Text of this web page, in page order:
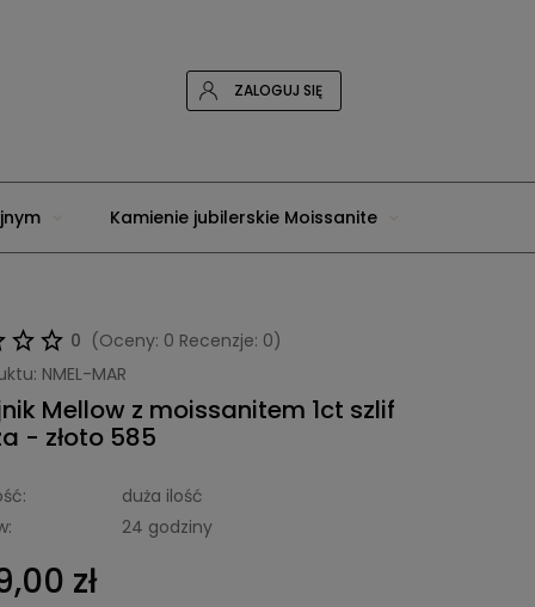
ZALOGUJ SIĘ
Kamienie jubilerskie Moissanite
0 (Oceny: 0 Recenzje: 0)
NMEL-MAR
Mellow z moissanitem 1ct szlif
- złoto 585
duża ilość
24 godziny
zł